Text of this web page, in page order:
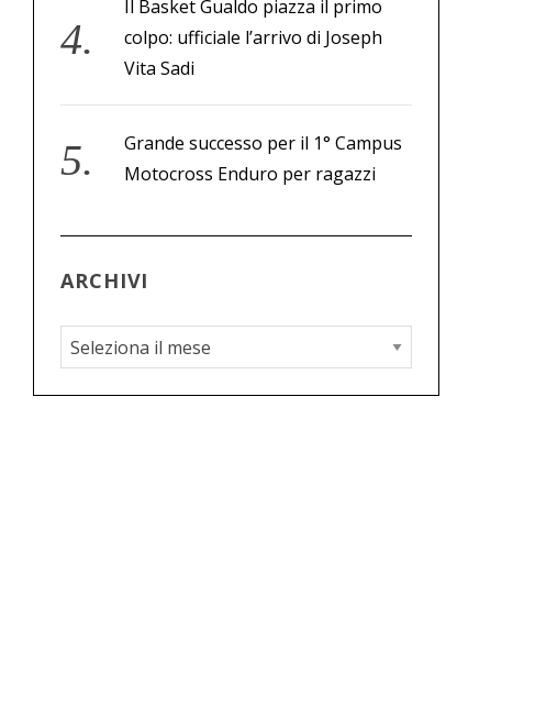
Il Basket Gualdo piazza il primo
colpo: ufficiale l’arrivo di Joseph
Vita Sadi
Grande successo per il 1° Campus
Motocross Enduro per ragazzi
ARCHIVI
A
r
c